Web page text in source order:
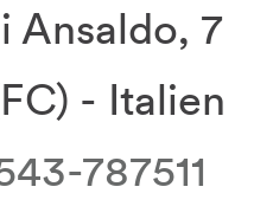
Ansaldo, 7
- Italien
787511